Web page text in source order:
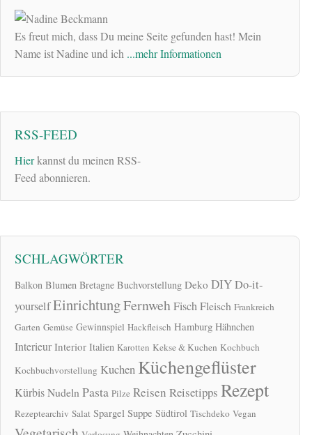
Es freut mich, dass Du meine Seite gefunden hast! Mein
Name ist Nadine und ich ...mehr Informationen
RSS-FEED
Hierkannst du meinen RSS-
Feed abonnieren.
SCHLAGWÖRTER
Balkon Blumen Bretagne Buchvorstellung Deko DIYDo-it-
yourselfEinrichtungFernwehFischFleisch Frankreich
Garten Gemüse Gewinnspiel Hackfleisch Hamburg Hähnchen
Interieur Interior Italien Karotten Kekse & Kuchen Kochbuch
Kochbuchvorstellung Kuchen Küchengeflüster
KürbisNudeln Pasta Pilze Reisen Reisetipps Rezept
Rezeptearchiv Salat Spargel Suppe Südtirol Tischdeko Vegan